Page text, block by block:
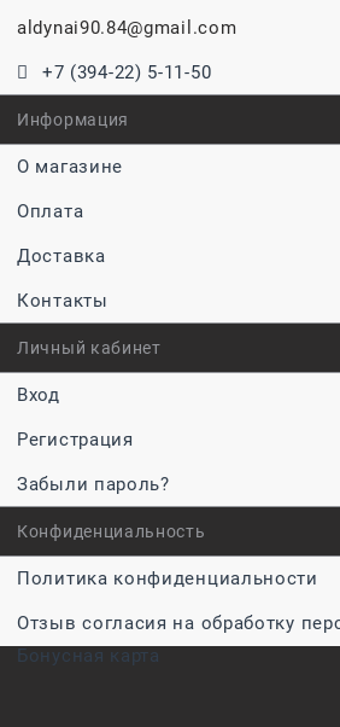
aldynai90.84@gmail.com
+7 (394-22) 5-11-50
Информация
О магазине
Оплата
Доставка
Контакты
Личный кабинет
Вход
Регистрация
Забыли пароль?
Конфиденциальность
Политика конфиденциальности
Отзыв согласия на обработку
Бонусная карта